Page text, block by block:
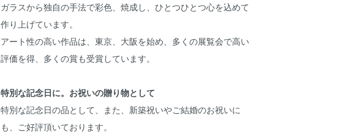
ガラスから独自の手法で彩色、焼成し、ひとつひとつ心を込めて
作り上げています。
アート性の高い作品は、東京、大阪を始め、多くの展覧会で高い
評価を得、多くの賞も受賞しています。
特別な記念日に。お祝いの贈り物として
特別な記念日の品として、また、新築祝いやご結婚のお祝いに
も、ご好評頂いております。